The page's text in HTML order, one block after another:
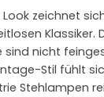
zeichnet
Klassiker.
sind nicht
Stil fühlt
Stehlampen